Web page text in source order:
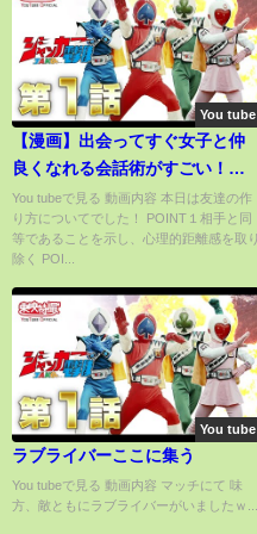
You tube
【漫画】出会ってすぐ女子と仲
良くなれる会話術がすごい！
【イヴイヴ漫画】
You tubeで見る 動画内容 本日は友達の作
り方についてでした！ POINT１相手と同
等であることを示し、心理的距離感を取り
除く POI...
You tube
ラブライバーここに集う
You tubeで見る 動画内容 マッチにて 味
方、敵ともにラブライバーがいましたｗ...